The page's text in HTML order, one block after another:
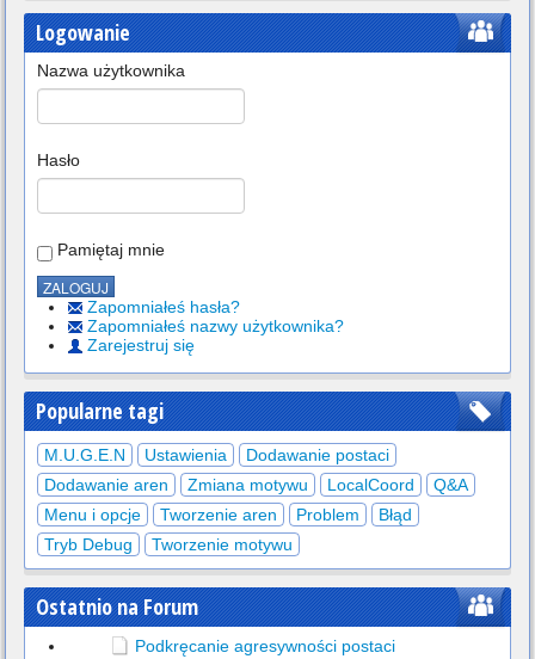
Logowanie
Nazwa użytkownika
Hasło
Pamiętaj mnie
Zapomniałeś hasła?
Zapomniałeś nazwy użytkownika?
Zarejestruj się
Popularne tagi
M.U.G.E.N Ustawienia
Dodawanie postaci
Dodawanie aren
Zmiana motywu LocalCoord
Q&A
Menu i opcje
Tworzenie aren Problem
Błąd
Tryb Debug
Tworzenie motywu
Ostatnio na Forum
Podkręcanie agresywności postaci